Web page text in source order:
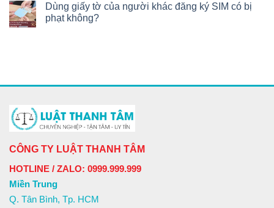
Dùng giấy tờ của người khác đăng ký SIM có bị
phạt không?
CÔNG TY LUẬT THANH TÂM
HOTLINE / ZALO: 0999.999.999
Miền Trung
Q. Tân Bình, Tp. HCM